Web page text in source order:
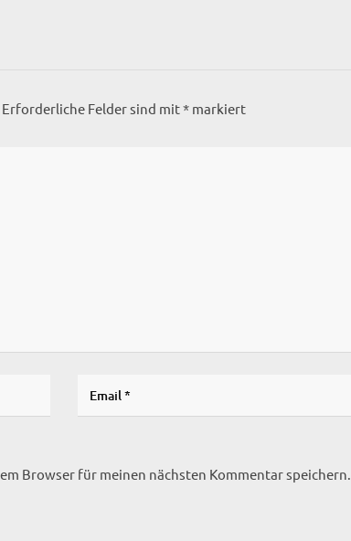
Erforderliche Felder sind mit* markiert
Browser für meinen nächsten Kommentar speichern.